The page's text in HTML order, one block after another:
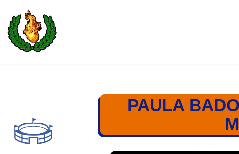
Saltar
PAULA